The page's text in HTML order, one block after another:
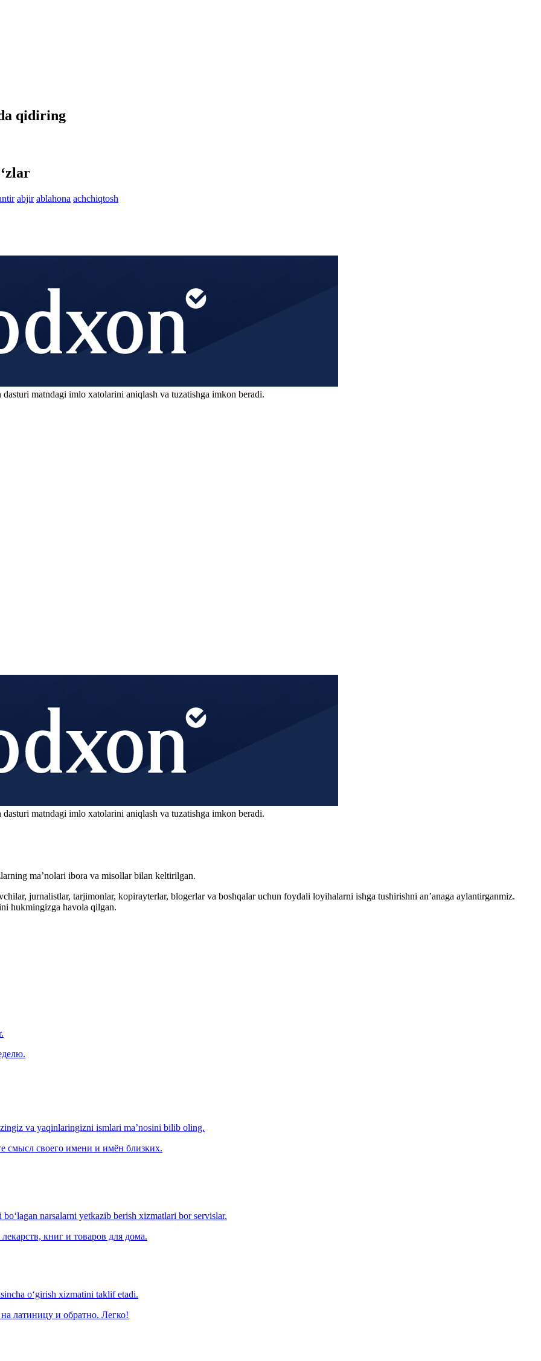
qidiring
abjir ablahona achchiqtosh
matndagi imlo xatolarini aniqlash va tuzatishga imkon beradi.
matndagi imlo xatolarini aniqlash va tuzatishga imkon beradi.
ma’nolari ibora va misollar bilan keltirilgan.
jurnalistlar, tarjimonlar, kopirayterlar, blogerlar va boshqalar uchun foydali loyihalarni ishga tushirishni an’anaga aylantirganmiz.
hukmingizga havola qilgan.
va yaqinlaringizni ismlari ma’nosini bilib oling.
смысл своего имени и имён близких.
narsalarni yetkazib berish xizmatlari bor servislar.
книг и товаров для дома.
o‘girish xizmatini taklif etadi.
латиницу и обратно. Легко!